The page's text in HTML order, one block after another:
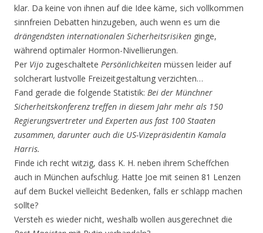
klar. Da keine von ihnen auf die Idee käme, sich vollkommen
sinnfreien Debatten hinzugeben, auch wenn es um die
drängendsten internationalen Sicherheitsrisiken ginge,
während optimaler Hormon-Nivellierungen.
Per Vijo zugeschaltete Persönlichkeiten müssen leider auf
solcherart lustvolle Freizeitgestaltung verzichten…
Fand gerade die folgende Statistik: Bei der Münchner
Sicherheitskonferenz treffen in diesem Jahr mehr als 150
Regierungsvertreter und Experten aus fast 100 Staaten
zusammen, darunter auch die US-Vizepräsidentin Kamala
Harris.
Finde ich recht witzig, dass K. H. neben ihrem Scheffchen
auch in München aufschlug. Hatte Joe mit seinen 81 Lenzen
auf dem Buckel vielleicht Bedenken, falls er schlapp machen
sollte?
Versteh es wieder nicht, weshalb wollen ausgerechnet die